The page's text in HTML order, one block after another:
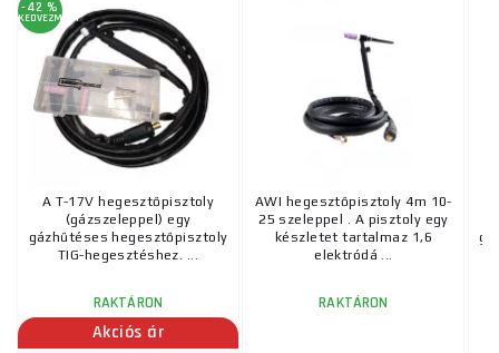
-42 %
KEDVEZMÉNY
A T-17V hegesztőpisztoly
(gázszeleppel) egy
gázhűtéses hegesztőpisztoly
TIG-hegesztéshez. ...
RAKTÁRON
Akciós ár
AWI hegesztőpisztoly 4m 10-
25 szeleppel . A pisztoly egy
készletet tartalmaz 1,6
elektródá ...
RAKTÁRON